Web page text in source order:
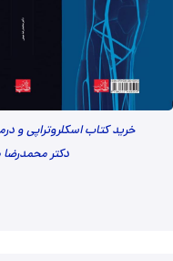
خرید کتاب اسکلروتراپی و
دکتر محمدرضا